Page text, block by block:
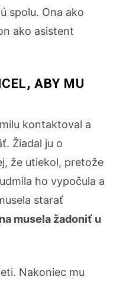
spolu. Ona ako
ako asistent
ABY MU
kontaktoval a
Žiadal ju o
že utiekol, pretože
ho vypočula a
starať
musela žadoniť u
Nakoniec mu